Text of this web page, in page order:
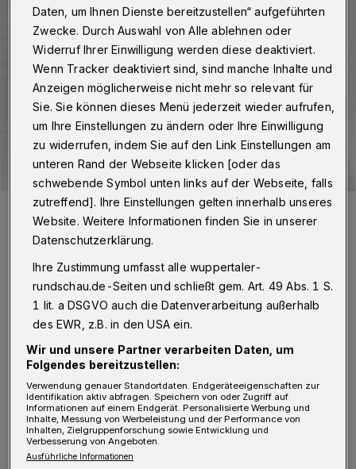
Symbolbild.
Foto: Rundschau
I ch wohne in Wuppertal und arbeite in
einer Essener Spedition. Speditionen, das
sind die Firmen mit den bösen großen
schmutzigen Lkw, die dafür sorgen, dass das
wenige, was trotz Ukraine-Krieg und
künstlicher Verknappung überhaupt noch
Daten, um Ihnen Dienste bereitzustellen“ aufgeführten
Zwecke. Durch Auswahl von Alle ablehnen oder
Widerruf Ihrer Einwilligung werden diese deaktiviert.
Wenn Tracker deaktiviert sind, sind manche Inhalte und
Anzeigen möglicherweise nicht mehr so relevant für
Sie. Sie können dieses Menü jederzeit wieder aufrufen,
um Ihre Einstellungen zu ändern oder Ihre Einwilligung
zu widerrufen, indem Sie auf den Link Einstellungen am
unteren Rand der Webseite klicken [oder das
schwebende Symbol unten links auf der Webseite, falls
zutreffend]. Ihre Einstellungen gelten innerhalb unseres
Website. Weitere Informationen finden Sie in unserer
Datenschutzerklärung.
Ihre Zustimmung umfasst alle wuppertaler-
rundschau.de-Seiten und schließt gem. Art. 49 Abs. 1 S.
1 lit. a DSGVO auch die Datenverarbeitung außerhalb
des EWR, z.B. in den USA ein.
Wir und unsere Partner verarbeiten Daten, um
Folgendes bereitzustellen:
Verwendung genauer Standortdaten. Endgeräteeigenschaften zur
Identifikation aktiv abfragen. Speichern von oder Zugriff auf
Informationen auf einem Endgerät. Personalisierte Werbung und
Inhalte, Messung von Werbeleistung und der Performance von
Inhalten, Zielgruppenforschung sowie Entwicklung und
Verbesserung von Angeboten.
Ausführliche Informationen